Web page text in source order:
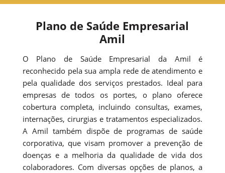
Plano de Saúde Empresarial
Amil
O Plano de Saúde Empresarial da Amil é
reconhecido pela sua ampla rede de atendimento e
pela qualidade dos serviços prestados. Ideal para
empresas de todos os portes, o plano oferece
cobertura completa, incluindo consultas, exames,
internações, cirurgias e tratamentos especializados.
A Amil também dispõe de programas de saúde
corporativa, que visam promover a prevenção de
doenças e a melhoria da qualidade de vida dos
colaboradores. Com diversas opções de planos, a